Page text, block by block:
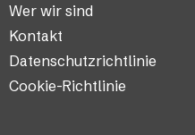
Wer wir sind
Kontakt
Datenschutzrichtlinie
Cookie-Richtlinie